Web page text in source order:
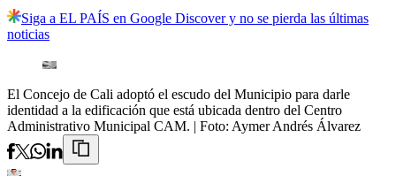
Siga a EL PAÍS en Google Discover y no se pierda las últimas
noticias
El Concejo de Cali adoptó el escudo del Municipio para darle
identidad a la edificación que está ubicada dentro del Centro
Administrativo Municipal CAM. | Foto: Aymer Andrés Álvarez